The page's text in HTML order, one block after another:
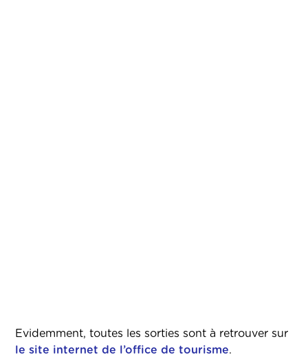
Evidemment, toutes les sorties sont à retrouver sur
le site internet de l’office de tourisme.